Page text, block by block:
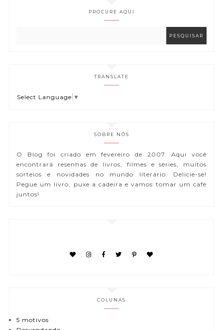
PROCURE AQUI
TRANSLATE
Select Language ▼
SOBRE NÓS
O Blog foi criado em fevereiro de 2007. Aqui você
encontrará resenhas de livros, filmes e séries, muitos
sorteios e novidades no mundo literário. Delicie-se!
Pegue um livro, puxe a cadeira e vamos tomar um café
juntos!
COLUNAS
5 motivos